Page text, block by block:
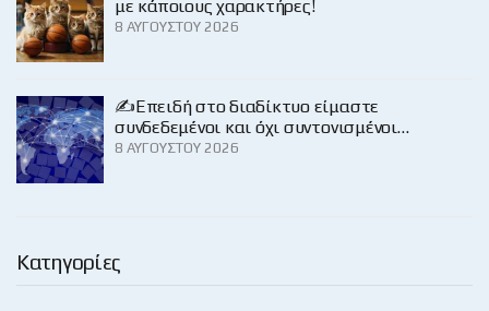
με κάποιους χαρακτήρες!
8 ΑΥΓΟΎΣΤΟΥ 2026
✍️Επειδή στο διαδίκτυο είμαστε
συνδεδεμένοι και όχι συντονισμένοι…
8 ΑΥΓΟΎΣΤΟΥ 2026
Κατηγορίες